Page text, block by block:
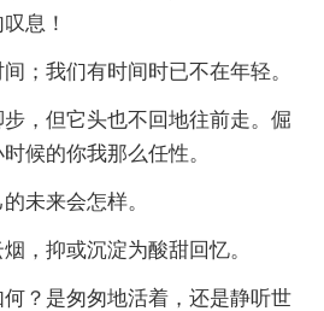
息！
我们有时间时已不在年轻。
但它头也不回地往前走。倔
候的你我那么任性。
未来会怎样。
抑或沉淀为酸甜回忆。
是匆匆地活着，还是静听世